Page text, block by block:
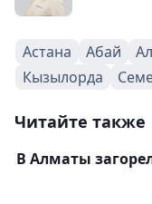
Астана Абай
Кызылорда
Читайте также
В Алматы